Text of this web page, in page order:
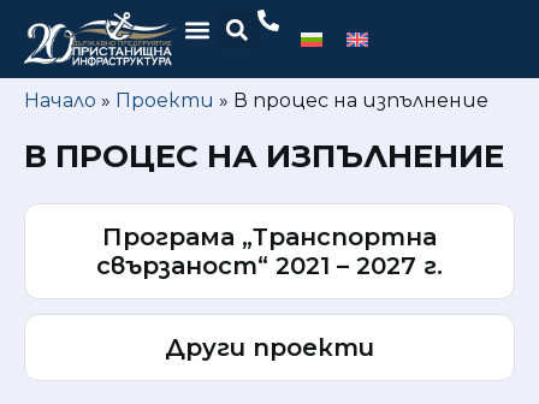
Начало » Проекти » В процес на изпълнение
В ПРОЦЕС НА ИЗПЪЛНЕНИЕ
Програма „Транспортна
свързаност“ 2021 – 2027 г.
Други проекти